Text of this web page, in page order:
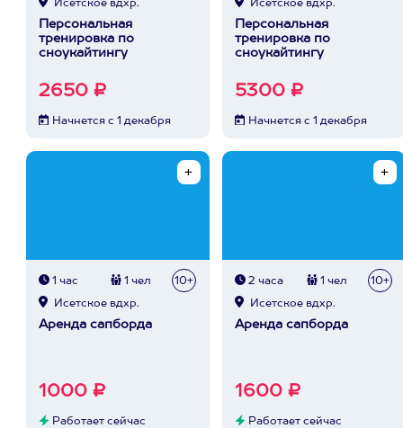
Исетское вдхр.
Персональная
тренировка по
сноукайтингу
2650 ₽
Начнется с 1 декабря
Исетское вдхр.
Персональная
тренировка по
сноукайтингу
5300 ₽
Начнется с 1 декабря
1 час 1 чел 10+
Исетское вдхр.
Аренда сапборда
1000 ₽
Работает сейчас
2 часа 1 чел 10+
Исетское вдхр.
Аренда сапборда
1600 ₽
Работает сейчас